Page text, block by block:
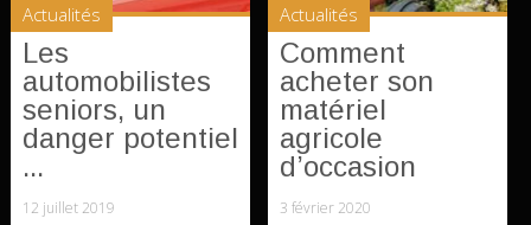
Actualités
Les
automobilistes
seniors, un
danger potentiel
...
12 juillet 2019
Actualités
Comment
acheter son
matériel
agricole
d’occasion
3 février 2020